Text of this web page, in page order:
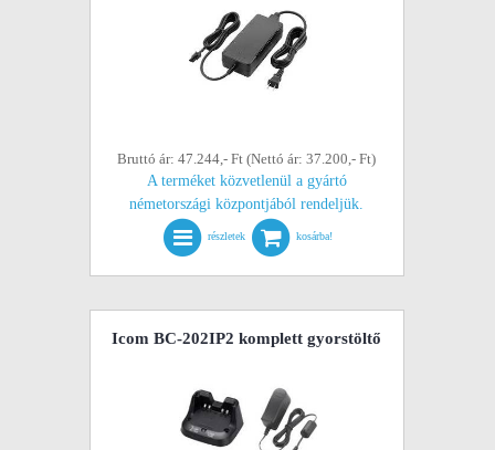
Bruttó ár: 47.244,- Ft (Nettó ár: 37.200,- Ft)
A terméket közvetlenül a gyártó
németországi központjából rendeljük.
részletek kosárba!
Icom BC-202IP2 komplett gyorstöltő